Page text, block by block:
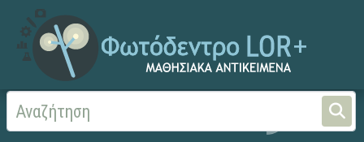
Αρχική Χωρίς τίτλο